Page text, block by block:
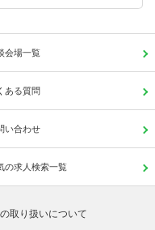
会場一覧
ある質問
い合わせ
の求人検索一覧
取り扱いについて